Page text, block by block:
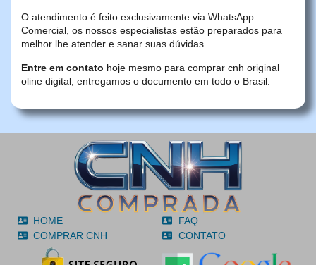
O atendimento é feito exclusivamente via WhatsApp
Comercial, os nossos especialistas estão preparados para
melhor lhe atender e sanar suas dúvidas.
Entre em contato hoje mesmo para comprar cnh original
oline digital, entregamos o documento em todo o Brasil.
HOME
COMPRAR CNH
FAQ
CONTATO